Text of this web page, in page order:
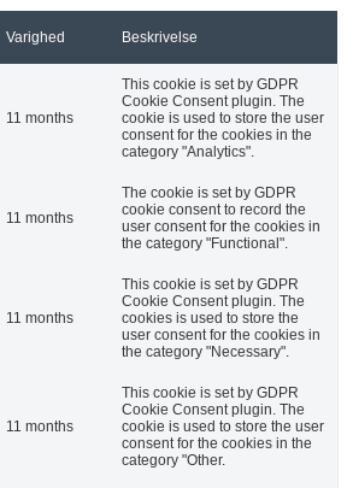
Varighed Beskrivelse
11 months
This cookie is set by GDPR
Cookie Consent plugin. The
cookie is used to store the user
consent for the cookies in the
category "Analytics".
11 months
The cookie is set by GDPR
cookie consent to record the
user consent for the cookies in
the category "Functional".
11 months
This cookie is set by GDPR
Cookie Consent plugin. The
cookies is used to store the
user consent for the cookies in
the category "Necessary".
11 months
This cookie is set by GDPR
Cookie Consent plugin. The
cookie is used to store the user
consent for the cookies in the
category "Other.